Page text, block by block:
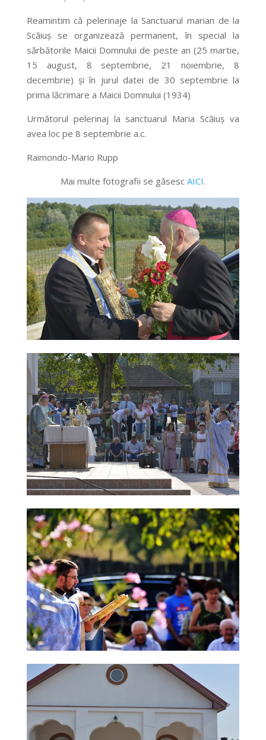
Reamintim că pelerinaje la Sanctuarul marian de la
Scăiuş se organizează permanent, în special la
sărbătorile Maicii Domnului de peste an (25 martie,
15 august, 8 septembrie, 21 noiembrie, 8
decembrie) şi în jurul datei de 30 septembrie la
prima lăcrimare a Maicii Domnului (1934)
Următorul pelerinaj la sanctuarul Maria Scăiuş va
avea loc pe 8 septembrie a.c.
Raimondo-Mario Rupp
Mai multe fotografii se găsesc AICI.